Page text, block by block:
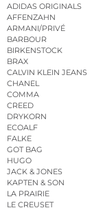
ADIDAS ORIGINALS
AFFENZAHN
ARMANI/PRIVÉ
BARBOUR
BIRKENSTOCK
BRAX
CALVIN KLEIN JEANS
CHANEL
COMMA
CREED
DRYKORN
ECOALF
FALKE
GOT BAG
HUGO
JACK & JONES
KAPTEN & SON
LA PRAIRIE
LE CREUSET